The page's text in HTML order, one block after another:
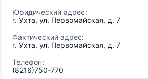
Юридический адрес:
г. Ухта, ул. Первомайская, д. 7
Фактический адрес:
г. Ухта, ул. Первомайская, д. 7
Телефон:
(8216)750-770